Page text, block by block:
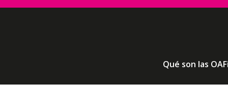
Qué son las